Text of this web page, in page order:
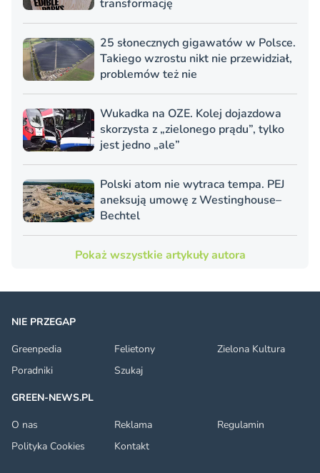
transformację
25 słonecznych gigawatów w Polsce.
Takiego wzrostu nikt nie przewidział,
problemów też nie
Wukadka na OZE. Kolej dojazdowa
skorzysta z „zielonego prądu”, tylko
jest jedno „ale”
Polski atom nie wytraca tempa. PEJ
aneksują umowę z Westinghouse–
Bechtel
Pokaż wszystkie artykuły autora
NIE PRZEGAP
Greenpedia
Felietony
Zielona Kultura
Poradniki
Szukaj
GREEN-NEWS.PL
O nas
Reklama
Regulamin
Polityka Cookies
Kontakt